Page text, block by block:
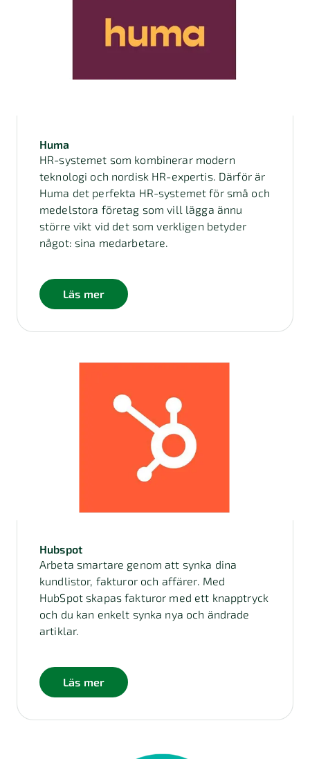
Huma
HR-systemet som kombinerar modern
teknologi och nordisk HR-expertis. Därför är
Huma det perfekta HR-systemet för små och
medelstora företag som vill lägga ännu
större vikt vid det som verkligen betyder
något: sina medarbetare.
Läs mer
Hubspot
Arbeta smartare genom att synka dina
kundlistor, fakturor och affärer. Med
HubSpot skapas fakturor med ett knapptryck
och du kan enkelt synka nya och ändrade
artiklar.
Läs mer